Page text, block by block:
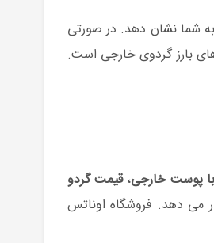
شما نشان دهد. در صورتی
بارز گردوی خارجی است.
پوست خارجی،قیمت گردو
می دهد. فروشگاه اوناتس